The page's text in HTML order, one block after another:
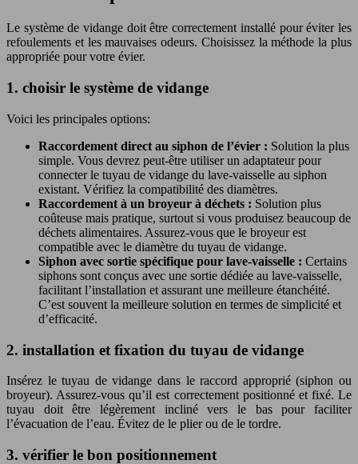
Le système de vidange doit être correctement installé pour éviter les
refoulements et les mauvaises odeurs. Choisissez la méthode la plus
appropriée pour votre évier.
1. choisir le système de vidange
Voici les principales options:
Raccordement direct au siphon de l’évier : Solution la plus
simple. Vous devrez peut-être utiliser un adaptateur pour
connecter le tuyau de vidange du lave-vaisselle au siphon
existant. Vérifiez la compatibilité des diamètres.
Raccordement à un broyeur à déchets : Solution plus
coûteuse mais pratique, surtout si vous produisez beaucoup de
déchets alimentaires. Assurez-vous que le broyeur est
compatible avec le diamètre du tuyau de vidange.
Siphon avec sortie spécifique pour lave-vaisselle : Certains
siphons sont conçus avec une sortie dédiée au lave-vaisselle,
facilitant l’installation et assurant une meilleure étanchéité.
C’est souvent la meilleure solution en termes de simplicité et
d’efficacité.
2. installation et fixation du tuyau de vidange
Insérez le tuyau de vidange dans le raccord approprié (siphon ou
broyeur). Assurez-vous qu’il est correctement positionné et fixé. Le
tuyau doit être légèrement incliné vers le bas pour faciliter
l’évacuation de l’eau. Évitez de le plier ou de le tordre.
3. vérifier le bon positionnement